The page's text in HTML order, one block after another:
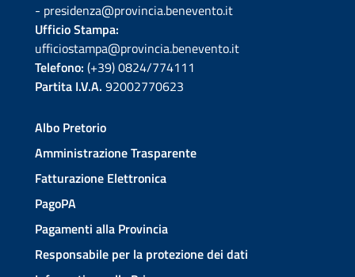
- presidenza@provincia.benevento.it
Ufficio Stampa:
ufficiostampa@provincia.benevento.it
Telefono: (+39) 0824/774111
Partita I.V.A. 92002770623
Albo Pretorio
Amministrazione Trasparente
Fatturazione Elettronica
PagoPA
Pagamenti alla Provincia
Responsabile per la protezione dei dati